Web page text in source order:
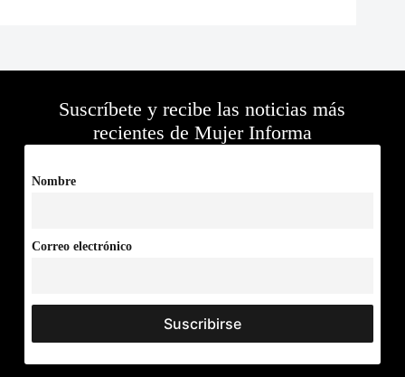
Suscríbete y recibe las noticias más
recientes de Mujer Informa
Nombre
Correo electrónico